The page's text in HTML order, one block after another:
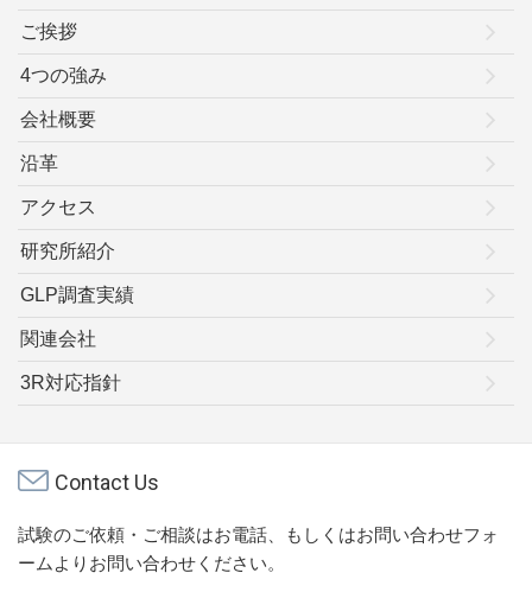
ご挨拶
4つの強み
会社概要
沿革
アクセス
研究所紹介
GLP調査実績
関連会社
3R対応指針
Contact Us
試験のご依頼・ご相談はお電話、もしくはお問い合わせフォ
ームよりお問い合わせください。